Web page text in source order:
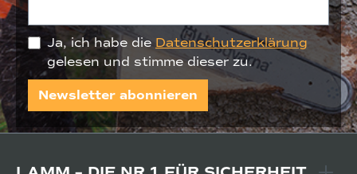
Ja, ich habe die Datenschutzerklärung
gelesen und stimme dieser zu.
Newsletter abonnieren